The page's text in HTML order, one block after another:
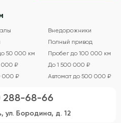
Внедорожники
Полный привод
50 000 км
Пробег до 100 000 км
000 ₽
До 1 500 000 ₽
000 ₽ Автомат до 500 000 ₽
288-68-66
ул. Бородина, д. 12